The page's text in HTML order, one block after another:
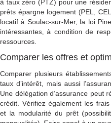
à taux zéro (PTZ) pour une
prêts épargne logement (PEL,
locatif à Soulac-sur-Mer, la loi
intéressantes, à condition de
ressources.
Comparer les offres et
Comparer plusieurs
taux d’intérêt, mais aussi
Une délégation d’assurance peut
crédit. Vérifiez également les
et la modularité du prêt